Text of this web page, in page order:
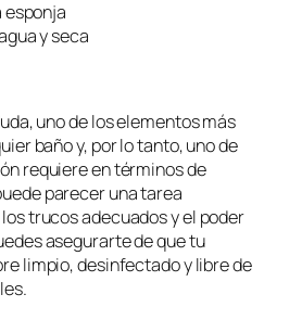
esponja
y seca
uno de los elementos más
baño y, por lo tanto, uno de
requiere en términos de
parecer una tarea
trucos adecuados y el poder
asegurarte de que tu
limpio, desinfectado y libre de